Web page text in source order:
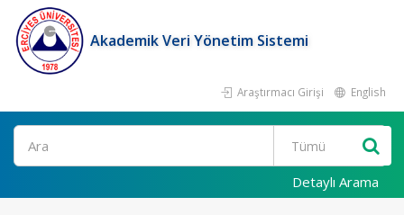
Akademik Veri Yönetim Sistemi
Araştırmacı Girişi English
Ara
Detaylı Arama